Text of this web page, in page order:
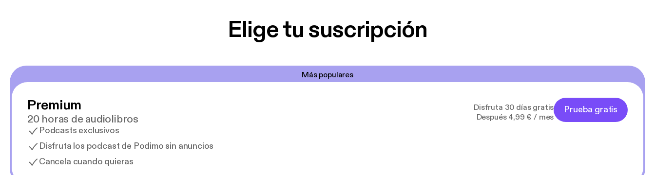
Elige tu suscripción
Más populares
Premium
20 horas de audiolibros
Podcasts exclusivos
Disfruta los podcast de Podimo sin anuncios
Cancela cuando quieras
Disfruta 30 días gratis
Después 4,99 € / mes
Prueba gratis